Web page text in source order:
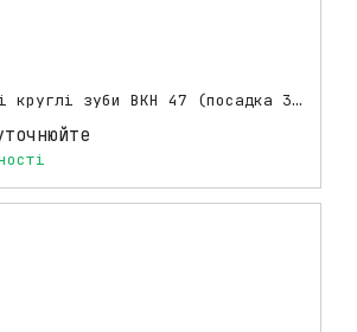
Скальні круглі зуби BKH 47 (посадка 38 мм)